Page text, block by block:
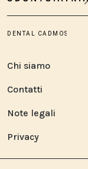
Chi siamo
Contatti
Note legali
Privacy